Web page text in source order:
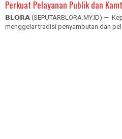
Perkuat Pelayanan Publik dan
𝗕𝗟𝗢𝗥𝗔 (SEPUTARBLORA.MY.ID) —
menggelar tradisi penyambutan dan